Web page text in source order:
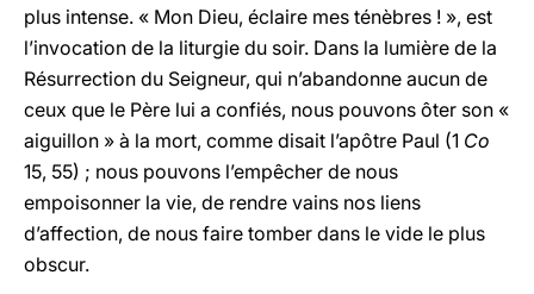
plus intense. « Mon Dieu, éclaire mes ténèbres ! », est
l’invocation de la liturgie du soir. Dans la lumière de la
Résurrection du Seigneur, qui n’abandonne aucun de
ceux que le Père lui a confiés, nous pouvons ôter son «
aiguillon » à la mort, comme disait l’apôtre Paul (1 Co
15, 55) ; nous pouvons l’empêcher de nous
empoisonner la vie, de rendre vains nos liens
d’affection, de nous faire tomber dans le vide le plus
obscur.